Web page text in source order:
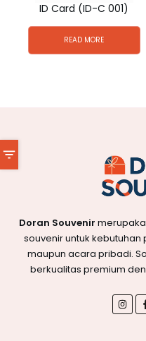
ID Card (ID-C 001)
READ MORE
Doran Souvenir
souvenir untuk
maupun acara pribadi.
berkualitas premium